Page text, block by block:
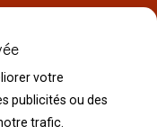
votre
publicités ou des
trafic.